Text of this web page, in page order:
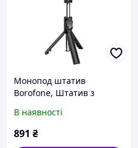
Монопод штатив
Borofone, Штатив з
телефону, Штатив для
горизонтальної зйомки з
телефону, XXK
В наявності
891 ₴